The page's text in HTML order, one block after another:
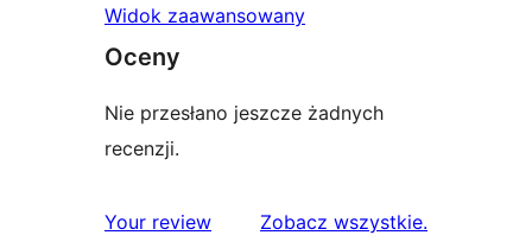
Widok zaawansowany
Oceny
Nie przesłano jeszcze żadnych
recenzji.
Your review Zobacz wszystkierecenzje
.